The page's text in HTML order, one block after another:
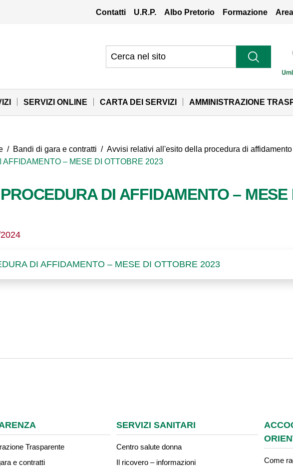
Contatti U.R.P. Albo Pretorio Formazione
SERVIZI ONLINE CARTA DEI SERVIZI AMMINISTRAZIONE
/ Bandi di gara e contratti / Avvisi relativi all'esito della procedura di affidamento
– MESE DI OTTOBRE 2023
DI AFFIDAMENTO –
DI AFFIDAMENTO – MESE DI OTTOBRE 2023
Trasparente
e contratti
SERVIZI SANITARI
Centro salute donna
Il ricovero – informazioni
Come